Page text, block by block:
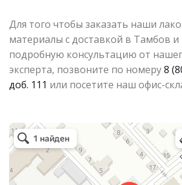
Для того чтобы заказать наши
материалы с доставкой в Тамбов и
подробную консультацию от
эксперта, позвоните по номеру8
доб. 111 или посетите наш офис-